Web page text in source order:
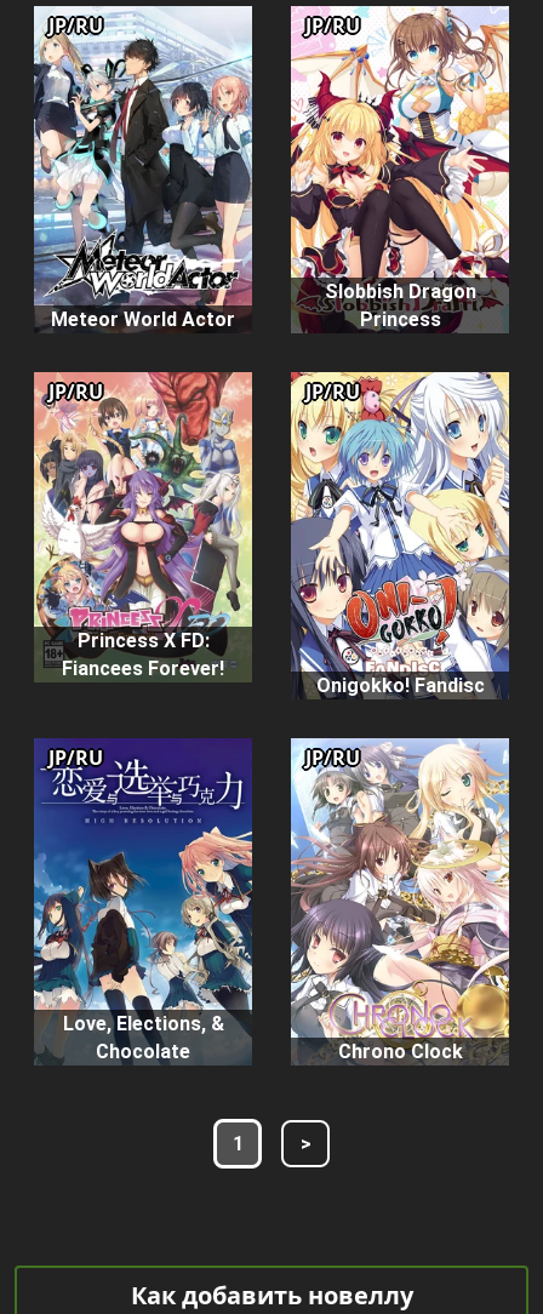
Meteor World Actor
JP/RU
Slobbish Dragon
Princess
JP/RU
Princess X FD:
Fiancees Forever!
JP/RU
Onigokko! Fandisc
JP/RU
Love, Elections, &
Chocolate
JP/RU
Chrono Clock
JP/RU
1 >
Как добавить новеллу